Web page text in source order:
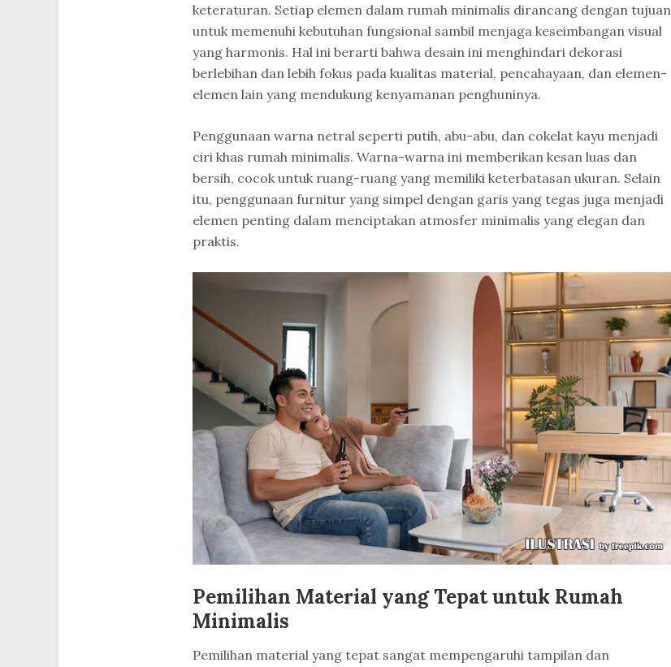
keteraturan. Setiap elemen dalam rumah minimalis dirancang dengan tujuan
untuk memenuhi kebutuhan fungsional sambil menjaga keseimbangan visual
yang harmonis. Hal ini berarti bahwa desain ini menghindari dekorasi
berlebihan dan lebih fokus pada kualitas material, pencahayaan, dan elemen-
elemen lain yang mendukung kenyamanan penghuninya.
Penggunaan warna netral seperti putih, abu-abu, dan cokelat kayu menjadi
ciri khas rumah minimalis. Warna-warna ini memberikan kesan luas dan
bersih, cocok untuk ruang-ruang yang memiliki keterbatasan ukuran. Selain
itu, penggunaan furnitur yang simpel dengan garis yang tegas juga menjadi
elemen penting dalam menciptakan atmosfer minimalis yang elegan dan
praktis.
Pemilihan Material yang Tepat untuk Rumah
Minimalis
Pemilihan material yang tepat sangat mempengaruhi tampilan dan